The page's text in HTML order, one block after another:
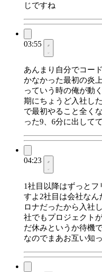
じですね
03:55
あんまり自分でコー
かなかった最初の炎
っていう時の俺が動
期にちょうど入社し
で最初やること全く
った9、6分に出して
04:23
1社目以降はずっと
すよ2社目は会社なん
ロナだったから入社
社でもプロジェクト
だ休みというか待機
なのでまあお互い知